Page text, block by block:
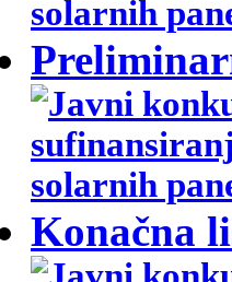
Konačna